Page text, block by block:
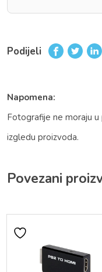
Podijeli
Napomena:
Fotografije ne moraju
izgledu proizvoda.
Povezani